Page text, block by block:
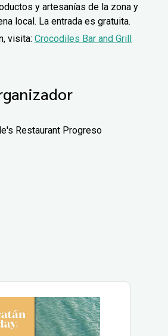
y artesanías de la zona y
local. La entrada es gratuita.
visita: Crocodiles Bar and Grill
Restaurant Progreso